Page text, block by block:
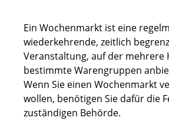
Ein Wochenmarkt ist eine
wiederkehrende, zeitlich
Veranstaltung, auf der mehrere
bestimmte Warengruppen
Wenn Sie einen Wochenmarkt
wollen, benötigen Sie dafür die
zuständigen Behörde.